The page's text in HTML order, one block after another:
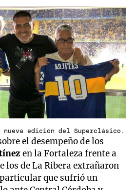
nueva edición del Superclásico.
el desempeño de los
en la Fortaleza frente a
los de La Ribera extrañaron
que sufrió un